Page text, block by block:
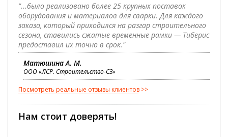
"...было реализовано более 25 крупных поставок
оборудования и материалов для сварки. Для каждого
заказа, который приходился на разгар строительного
сезона, ставились сжатые временные рамки — Тиберис
предоставил их точно в срок."
Матюшина А. М.
ООО «ЛСР. Строительство-СЗ»
Посмотреть реальные отзывы клиентов
Нам стоит доверять!